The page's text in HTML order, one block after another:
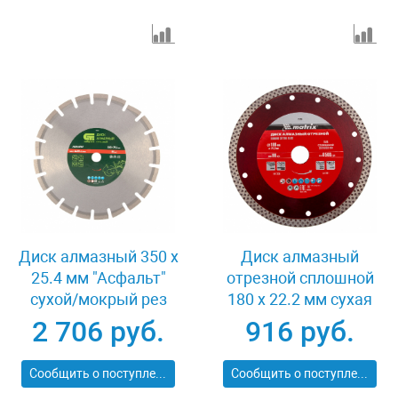
Диск алмазный 350 х
25.4 мм "Асфальт"
сухой/мокрый рез
Сибртех 731013
2 706 руб.
Сообщить о поступлении
Диск алмазный
отрезной сплошной
180 х 22.2 мм сухая
резка Matrix
Professional 73128
916 руб.
Сообщить о поступлении